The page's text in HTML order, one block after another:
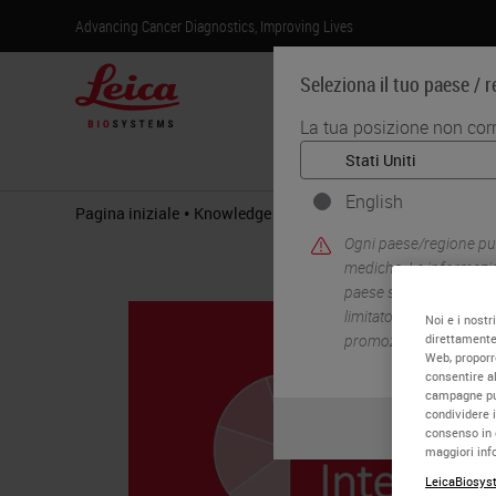
Advancing Cancer Diagnostics, Improving Lives
Seleziona il tuo paese /
La tua posizione non
English
Ogni paese/regione
mediche. Le
paese sono specifiche
limitato a) tutti i
promozioni.
Prodotti
Pagina iniziale • Knowledge Pathway Interoperability as a
Noi e i
Web,
consentire
campagne
condividere
consenso in
maggiori